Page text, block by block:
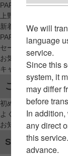
PARCO_ya
上野
新着アイテムから探
PARCO限定アイテム
セールアイテムから
お気に入りから探す
キャンペーン/クー
ご利用案内
初めてのお客様へ
よくあるご質問 / お
お知らせ
SNSアカウント
We will
language
service.
Since this
system, it
may differ
before
In
any direct
this
advance.